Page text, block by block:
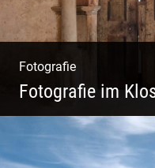
Fotografie
Fotografie im
Leben im Kloster.